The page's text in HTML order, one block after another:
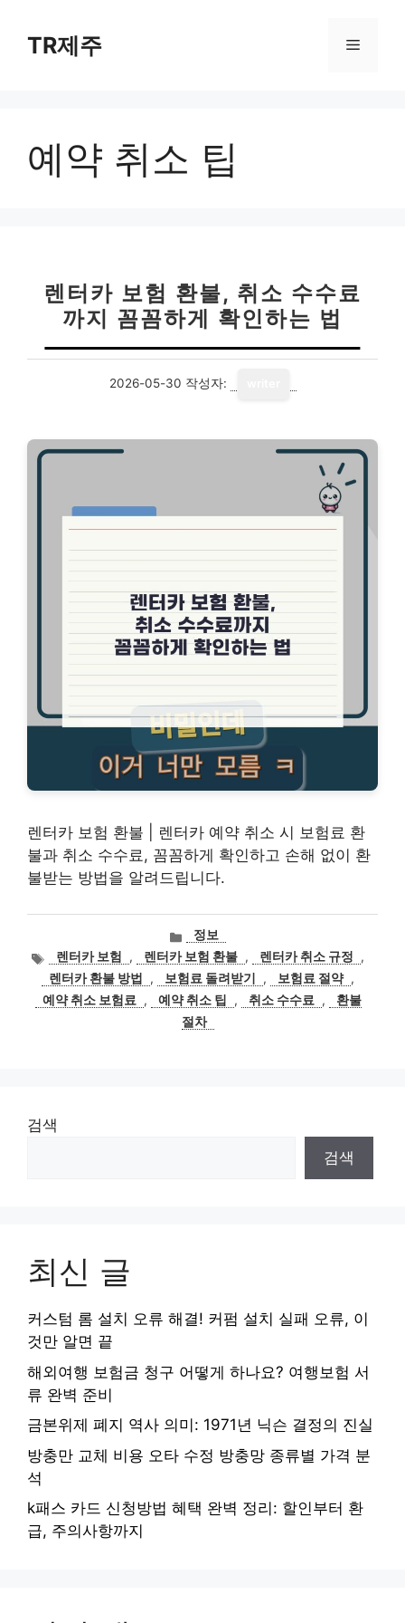
TR제주 메
예약 취소 팁
렌터카 보험 환불, 취소 수수료
까지 꼼꼼하게 확인하는 법
2026-05-30 작성자:
렌터카 보험 환불 | 렌터카 예약 취소 시 보험료 환
불과 취소 수수료, 꼼꼼하게 확인하고 손해 없이 환
불받는 방법을 알려드립니다.
카
테
고
리
정보
태
그
렌터카 보험 , 렌터카 보험 환불 , 렌터카 취소 규정
,
렌터카 환불 방법
, 보험료 돌려받기 , 보험료 절약 ,
예약 취소 보험료
, 예약 취소 팁 , 취소 수수료 ,
환불
절차
검색
검색
최신 글
커스텀 롬 설치 오류 해결! 커펌 설치 실패 오류, 이
것만 알면 끝
해외여행 보험금 청구 어떻게 하나요? 여행보험 서
류 완벽 준비
금본위제 폐지 역사 의미: 1971년 닉슨 결정의 진실
방충만 교체 비용 오타 수정 방충망 종류별 가격 분
석
k패스 카드 신청방법 혜택 완벽 정리: 할인부터 환
급, 주의사항까지